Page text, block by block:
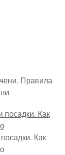
Правила
Как